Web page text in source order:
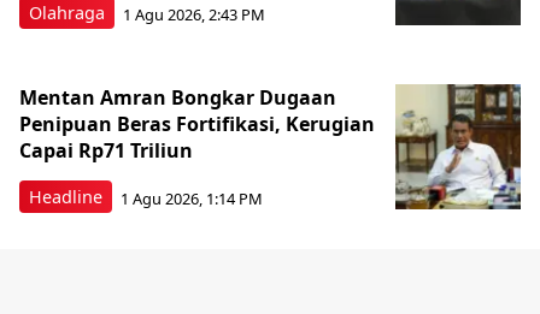
Olahraga 1 Agu 2026, 2:43 PM
Headline
Mentan Amran Bongkar Dugaan
Penipuan Beras Fortifikasi, Kerugian
Capai Rp71 Triliun
1 Agu 2026, 1:14 PM